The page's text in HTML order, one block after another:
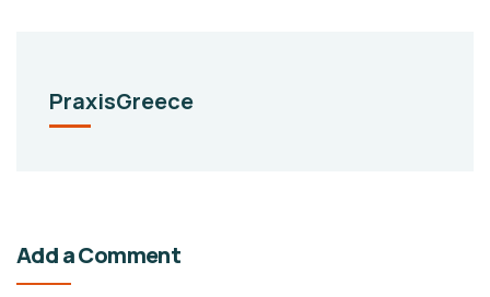
PraxisGreece
Add a Comment